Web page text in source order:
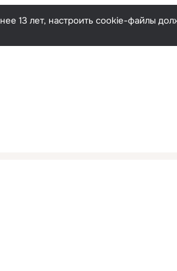
Русский
13 лет, настроить cookie-файлы